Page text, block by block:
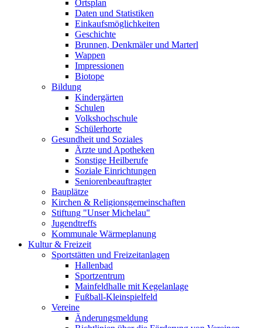
Ortsplan
Daten und Statistiken
Einkaufsmöglichkeiten
Geschichte
Brunnen, Denkmäler und Marterl
Wappen
Impressionen
Biotope
Bildung
Kindergärten
Schulen
Volkshochschule
Schülerhorte
Gesundheit und Soziales
Ärzte und Apotheken
Sonstige Heilberufe
Soziale Einrichtungen
Seniorenbeauftragter
Bauplätze
Kirchen & Religionsgemeinschaften
Stiftung "Unser Michelau"
Jugendtreffs
Kommunale Wärmeplanung
Kultur & Freizeit
Sportstätten und Freizeitanlagen
Hallenbad
Sportzentrum
Mainfeldhalle mit Kegelanlage
Fußball-Kleinspielfeld
Vereine
Änderungsmeldung